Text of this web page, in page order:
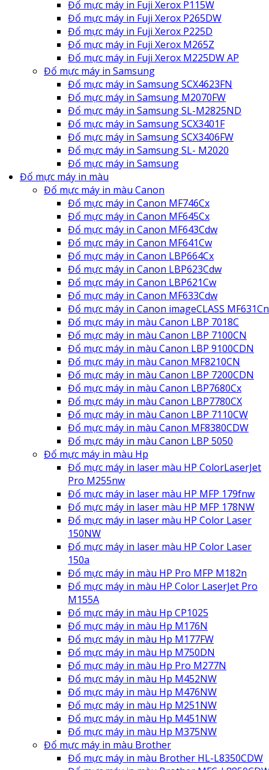
Đổ mực máy in Fuji Xerox P115W
Đổ mực máy in Fuji Xerox P265DW
Đổ mực máy in Fuji Xerox P225D
Đổ mực máy in Fuji Xerox M265Z
Đổ mực máy in Fuji Xerox M225DW AP
Đổ mực máy in Samsung
Đổ mực máy in Samsung SCX4623FN
Đổ mực máy in Samsung M2070FW
Đổ mực máy in Samsung SL-M2825ND
Đổ mực máy in Samsung SCX3401F
Đổ mực máy in Samsung SCX3406FW
Đổ mực máy in Samsung SL- M2020
Đổ mực máy in Samsung
Đổ mực máy in màu
Đổ mực máy in màu Canon
Đổ mực máy in Canon MF746Cx
Đổ mực máy in Canon MF645Cx
Đổ mực máy in Canon MF643Cdw
Đổ mực máy in Canon MF641Cw
Đổ mực máy in Canon LBP664Cx
Đổ mực máy in Canon LBP623Cdw
Đổ mực máy in Canon LBP621Cw
Đổ mực máy in Canon MF633Cdw
Đổ mực máy in Canon imageCLASS MF631Cn
Đổ mực máy in màu Canon LBP 7018C
Đổ mực máy in màu Canon LBP 7100CN
Đổ mực máy in màu Canon LBP 9100CDN
Đổ mực máy in màu Canon MF8210CN
Đổ mực máy in màu Canon LBP 7200CDN
Đổ mực máy in màu Canon LBP7680Cx
Đổ mực máy in màu Canon LBP7780CX
Đổ mực máy in màu Canon LBP 7110CW
Đổ mực máy in màu Canon MF8380CDW
Đổ mực máy in màu Canon LBP 5050
Đổ mực máy in màu Hp
Đổ mực máy in laser màu HP ColorLaserJet
Pro M255nw
Đổ mực máy in laser màu HP MFP 179fnw
Đổ mực máy in laser màu HP MFP 178NW
Đổ mực máy in laser màu HP Color Laser
150NW
Đổ mực máy in laser màu HP Color Laser
150a
Đổ mực máy in màu HP Pro MFP M182n
Đổ mực máy in màu HP Color LaserJet Pro
M155A
Đổ mực máy in màu Hp CP1025
Đổ mực máy in màu Hp M176N
Đổ mực máy in màu Hp M177FW
Đổ mực máy in màu Hp M750DN
Đổ mực máy in màu Hp Pro M277N
Đổ mực máy in màu Hp M452NW
Đổ mực máy in màu Hp M476NW
Đổ mực máy in màu Hp M251NW
Đổ mực máy in màu Hp M451NW
Đổ mực máy in màu Hp M375NW
Đổ mực máy in màu Brother
Đổ mực máy in màu Brother HL-L8350CDW